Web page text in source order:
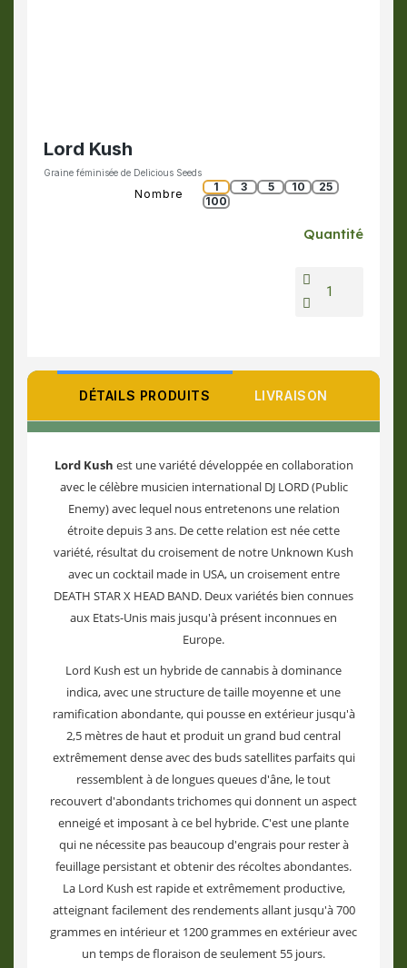
Lord Kush
Graine féminisée de Delicious Seeds
Nombre
1 3 5 10
25
100
Quantité
DÉTAILS PRODUITS LIVRAISON
Lord Kush est une variété développée en collaboration
avec le célèbre musicien international DJ LORD (Public
Enemy) avec lequel nous entretenons une relation
étroite depuis 3 ans. De cette relation est née cette
variété, résultat du croisement de notre Unknown Kush
avec un cocktail made in USA, un croisement entre
DEATH STAR X HEAD BAND. Deux variétés bien connues
aux Etats-Unis mais jusqu'à présent inconnues en
Europe.
Lord Kush est un hybride de cannabis à dominance
indica, avec une structure de taille moyenne et une
ramification abondante, qui pousse en extérieur jusqu'à
2,5 mètres de haut et produit un grand bud central
extrêmement dense avec des buds satellites parfaits qui
ressemblent à de longues queues d'âne, le tout
recouvert d'abondants trichomes qui donnent un aspect
enneigé et imposant à ce bel hybride. C'est une plante
qui ne nécessite pas beaucoup d'engrais pour rester à
feuillage persistant et obtenir des récoltes abondantes.
La Lord Kush est rapide et extrêmement productive,
atteignant facilement des rendements allant jusqu'à 700
grammes en intérieur et 1200 grammes en extérieur avec
un temps de floraison de seulement 55 jours.